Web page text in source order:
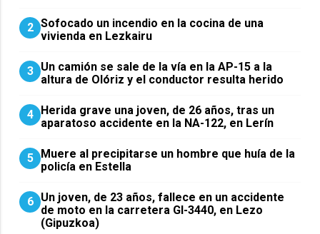
2 Sofocado un incendio en la cocina de una
vivienda en Lezkairu
3 Un camión se sale de la vía en la AP-15 a la
altura de Olóriz y el conductor resulta herido
4 Herida grave una joven, de 26 años, tras un
aparatoso accidente en la NA-122, en Lerín
5 Muere al precipitarse un hombre que huía de la
policía en Estella
6 Un joven, de 23 años, fallece en un accidente
de moto en la carretera GI-3440, en Lezo
(Gipuzkoa)